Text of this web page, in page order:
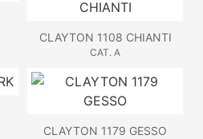
CLAYTON 1108 CHIANTI
CAT. A
CLAYTON 1179 GESSO